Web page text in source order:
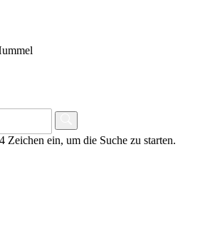
Zeichen ein, um die Suche zu starten.